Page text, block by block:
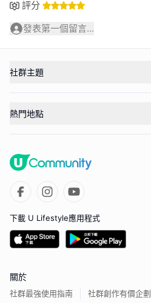
評分
發表第一個留言...
社群主題
熱門地點
下載 U Lifestyle應用程式
關於
社群最強使用指南 社群創作有價企劃